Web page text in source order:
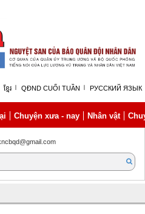
ខ្មែរ QĐND CUỐI TUẦN РУССКИЙ ЯЗЫК
Chuyện xưa - nay Nhân vật